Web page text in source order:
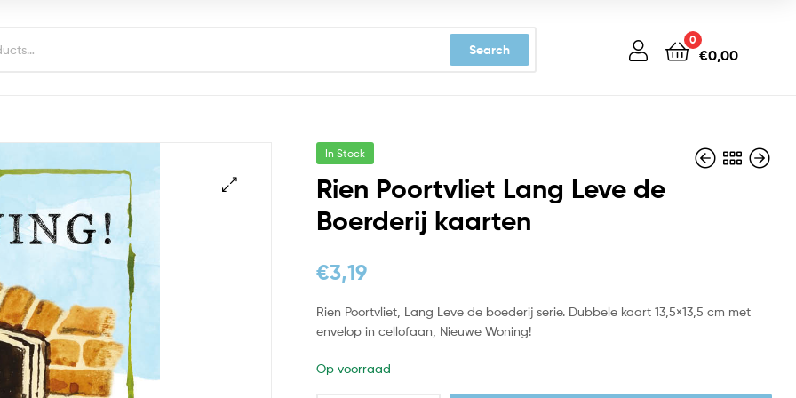
Search
0
€0,00
In Stock
Rien Poortvliet Lang Leve de
Boerderij kaarten
€3,19
Rien Poortvliet, Lang Leve de boederij serie. Dubbele kaart 13,5×13,5 cm met
envelop in cellofaan, Nieuwe Woning!
Op voorraad